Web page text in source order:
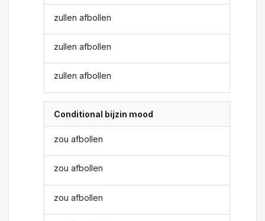
zullen afbollen
zullen afbollen
zullen afbollen
Conditional bijzin mood
zou afbollen
zou afbollen
zou afbollen